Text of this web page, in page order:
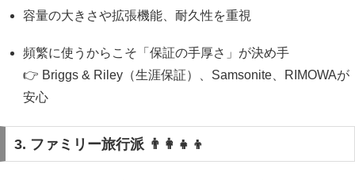
容量の大きさや拡張機能、耐久性を重視
頻繁に使うからこそ「保証の手厚さ」が決め手
👉 Briggs & Riley（生涯保証）、Samsonite、RIMOWAが
安心
3. ファミリー旅行派 👨‍👩‍👧‍👦